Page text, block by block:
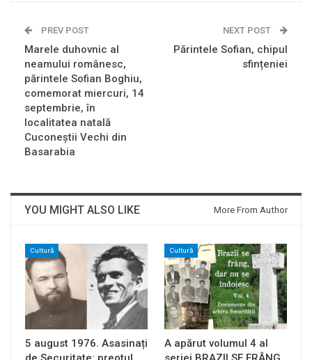
PREV POST
Marele duhovnic al
neamului românesc,
părintele Sofian Boghiu,
comemorat miercuri, 14
septembrie, în
localitatea natală
Cuconeștii Vechi din
Basarabia
NEXT POST
Părintele Sofian, chipul
sfințeniei
YOU MIGHT ALSO LIKE More From Author
Cultură
5 august 1976. Asasinați
Cultură
A apărut volumul 4 al